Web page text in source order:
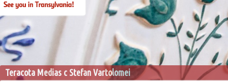
Teracota Medias c Stefan Vartolomei